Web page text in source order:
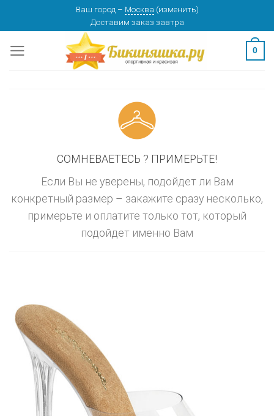
content
Ваш город – Москва (изменить)
Доставим заказ завтра
0
СОМНЕВАЕТЕСЬ ? ПРИМЕРЬТЕ!
Если Вы не уверены, подойдет ли Вам
конкретный размер – закажите сразу несколько,
примерьте и оплатите только тот, который
подойдет именно Вам
изменить